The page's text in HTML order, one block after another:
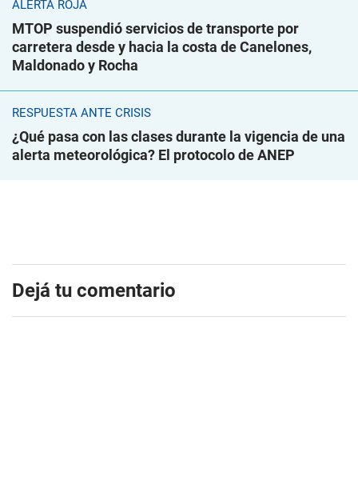
ALERTA ROJA
MTOP suspendió servicios de transporte por
carretera desde y hacia la costa de Canelones,
Maldonado y Rocha
RESPUESTA ANTE CRISIS
¿Qué pasa con las clases durante la vigencia de una
alerta meteorológica? El protocolo de ANEP
Dejá tu comentario